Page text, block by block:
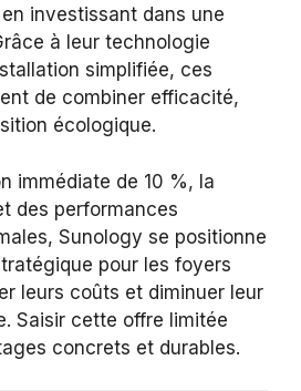
investissant dans une
à leur technologie
simplifiée, ces
de combiner efficacité,
écologique.
immédiate de 10 %, la
des performances
Sunology se positionne
pour les foyers
leurs coûts et diminuer leur
Saisir cette offre limitée
concrets et durables.